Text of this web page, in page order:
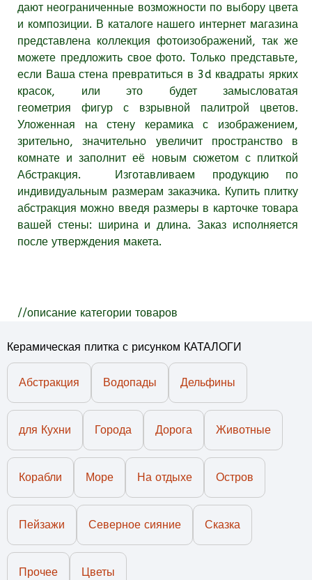
дают неограниченные возможности по выбору цвета
и композиции. В каталоге нашего интернет магазина
представлена коллекция фотоизображений, так же
можете предложить свое фото. Только представьте,
если Ваша стена превратиться в 3d квадраты ярких
красок, или это будет замысловатая
геометрия фигур с взрывной палитрой цветов.
Уложенная на стену керамика с изображением,
зрительно, значительно увеличит пространство в
комнате и заполнит её новым сюжетом с плиткой
Абстракция. Изготавливаем продукцию по
индивидуальным размерам заказчика. Купить плитку
абстракция можно введя размеры в карточке товара
вашей стены: ширина и длина. Заказ исполняется
после утверждения макета.
//описание категории товаров
Керамическая плитка с рисунком КАТАЛОГИ
Абстракция Водопады Дельфины
для Кухни Города Дорога Животные
Корабли Море На отдыхе Остров
Пейзажи Северное сияние Сказка
Прочее Цветы